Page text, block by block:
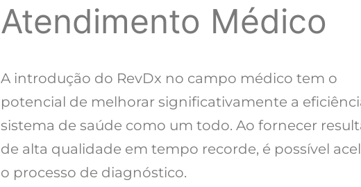
Atendimento Médico
A introdução do RevDx no campo médico tem o
potencial de melhorar significativamente a
sistema de saúde como um todo. Ao fornecer
de alta qualidade em tempo recorde, é possível
o processo de diagnóstico.